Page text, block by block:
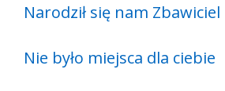
Narodził się nam Zbawiciel
Nie było miejsca dla ciebie